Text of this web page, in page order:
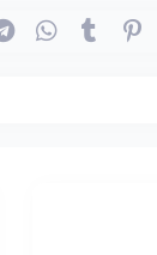
ردیت پینترستTumblr